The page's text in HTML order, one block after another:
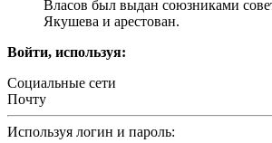
Власов был выдан союзниками
Якушева и арестован.
Войти, используя:
Социальные сети
Почту
Используя логин и пароль: